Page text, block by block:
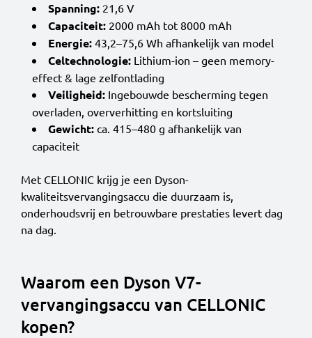
Spanning: 21,6 V
Capaciteit: 2000 mAh tot 8000 mAh
Energie: 43,2–75,6 Wh afhankelijk van model
Celtechnologie: Lithium-ion – geen memory-
effect & lage zelfontlading
Veiligheid: Ingebouwde bescherming tegen
overladen, oververhitting en kortsluiting
Gewicht: ca. 415–480 g afhankelijk van
capaciteit
Met CELLONIC krijg je een Dyson-
kwaliteitsvervangingsaccu die duurzaam is,
onderhoudsvrij en betrouwbare prestaties levert dag
na dag.
Waarom een Dyson V7-
vervangingsaccu van CELLONIC
kopen?